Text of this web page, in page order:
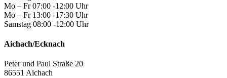
Mo – Fr 07:00 -12:00 Uhr
Mo – Fr 13:00 -17:30 Uhr
Samstag 08:00 -12:00 Uhr
Aichach/Ecknach
Peter und Paul Straße 20
86551 Aichach